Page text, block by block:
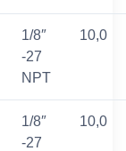
1/8″
-27
NPT
10,0
1/8″
-27
10,0